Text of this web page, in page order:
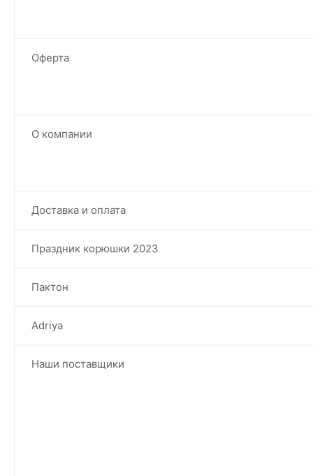
Оферта
О компании
Доставка и оплата
Праздник корюшки 2023
Пактон
Adriya
Наши поставщики